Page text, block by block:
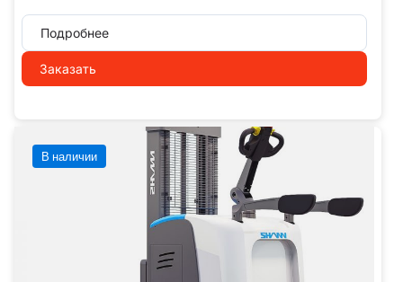
Подробнее
Заказать
В наличии